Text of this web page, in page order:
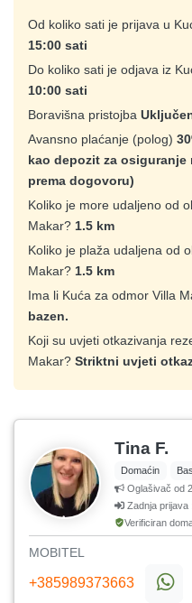
Od koliko sati je prijava u
15:00 sati
Do koliko sati je odjava iz
10:00 sati
Boravišna pristojba
Avansno plaćanje (polog)
kao depozit za
prema dogovoru)
Koliko je more udaljeno od
Makar? 1.5 km
Koliko je plaža udaljena od
Makar? 1.5 km
Ima li Kuća za odmor Villa
bazen.
Koji su uvjeti otkazivanja
Makar? Striktni uvjeti
Tina F.
Domaćin
Oglašivač od
Zadnja prijava
Verificiran
MOBITEL
+385989373663